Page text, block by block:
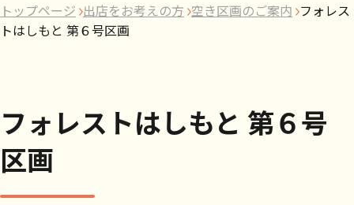
トップページ 出店をお考えの方 空き区画のご案内 フォレス
トはしもと 第６号区画
フォレストはしもと 第６号
区画